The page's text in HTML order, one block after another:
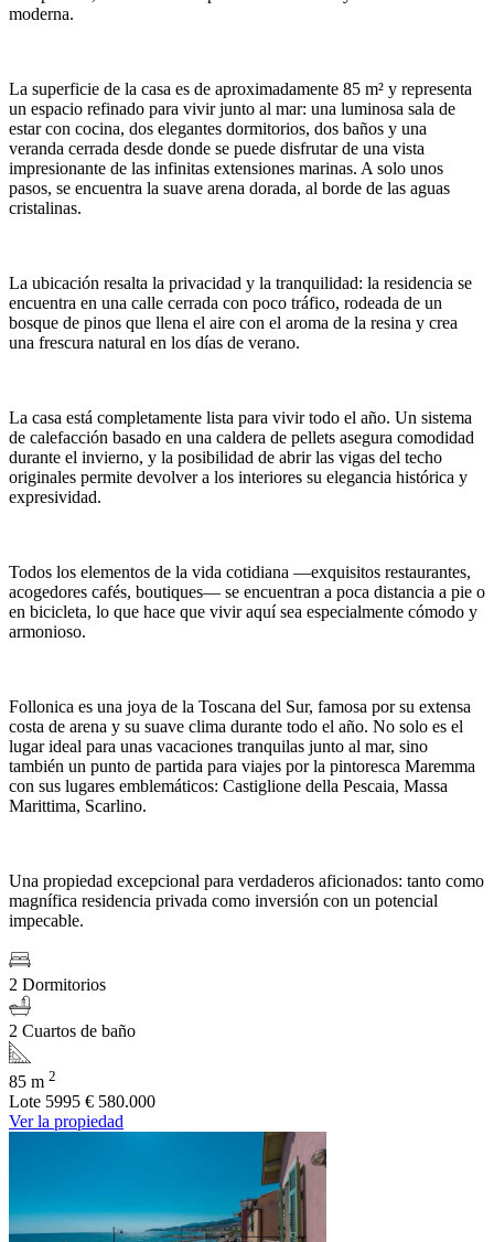
moderna.
La superficie de la casa es de aproximadamente 85 m² y representa
un espacio refinado para vivir junto al mar: una luminosa sala de
estar con cocina, dos elegantes dormitorios, dos baños y una
veranda cerrada desde donde se puede disfrutar de una vista
impresionante de las infinitas extensiones marinas. A solo unos
pasos, se encuentra la suave arena dorada, al borde de las aguas
cristalinas.
La ubicación resalta la privacidad y la tranquilidad: la residencia se
encuentra en una calle cerrada con poco tráfico, rodeada de un
bosque de pinos que llena el aire con el aroma de la resina y crea
una frescura natural en los días de verano.
La casa está completamente lista para vivir todo el año. Un sistema
de calefacción basado en una caldera de pellets asegura comodidad
durante el invierno, y la posibilidad de abrir las vigas del techo
originales permite devolver a los interiores su elegancia histórica y
expresividad.
Todos los elementos de la vida cotidiana —exquisitos restaurantes,
acogedores cafés, boutiques— se encuentran a poca distancia a pie o
en bicicleta, lo que hace que vivir aquí sea especialmente cómodo y
armonioso.
Follonica es una joya de la Toscana del Sur, famosa por su extensa
costa de arena y su suave clima durante todo el año. No solo es el
lugar ideal para unas vacaciones tranquilas junto al mar, sino
también un punto de partida para viajes por la pintoresca Maremma
con sus lugares emblemáticos: Castiglione della Pescaia, Massa
Marittima, Scarlino.
Una propiedad excepcional para verdaderos aficionados: tanto como
magnífica residencia privada como inversión con un potencial
impecable.
2 Dormitorios
2 Cuartos de baño
85 m 2
Lote 5995 € 580.000
Ver la propiedad